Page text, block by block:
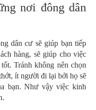
nơi đông dân
dân cư sẽ giúp bạn tiếp
hàng, sẽ giúp cho việc
Tránh không nên chọn
ít người đi lại bởi họ sẽ
bạn. Như vậy việc kinh